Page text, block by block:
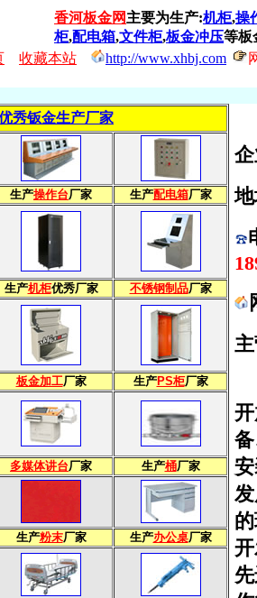
香河板金网主要为生产:机柜,操
柜,配电箱,文件柜,板金冲压等板
收藏本站 http://www.xhbj.com
秀钣金生产厂家
生产操作台厂家 生产配电箱厂家
生产机柜优秀厂家 不锈钢制品厂家
板金加工厂家 生产PS柜厂家
多媒体讲台厂家 生产桶厂家
生产粉末厂家 生产办公桌厂家